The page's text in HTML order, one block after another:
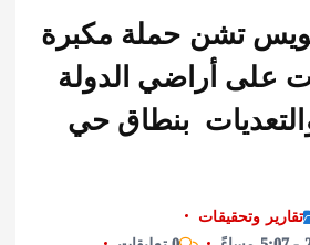
أمين
حملة مكبرة
أراضي الدولة
بنطاق حي